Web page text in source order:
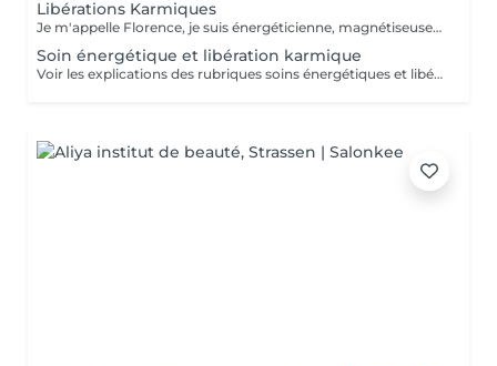
Libérations Karmiques
Je m'appelle Florence, je suis énergéticienne, magnétiseuse, passeuse d'âme, karmathérapeute et médium clairaudiente et clairvoyante. Les soins karmiques que je propose sont des soins énergétiques qui vont essentiellement travailler sur votre structure énergétique reliée à votre vie actuelle afin de libérer et nettoyer les empreintes de ces mémoires ancestrales négatives. Les soins karmiques et transgénérationnels consistent à aller libérer des mémoires, des blessures et blocages issus de nos vies antérieures dont votre structure énergétique porte encore l'empreinte. Certaines de ces mémoires douloureuses se rattachent directement à votre âme, d'autres sont associées à votre famille, dans ce cas nous parlons de mémoires transgénérationnelles. Lorsque je travaille sur des mémoires karmiques, grâce à la médiumnité, je peux retracer vos vies antérieures et voir précisément les blocages, les blessures, les émotions négatives liés à vos problèmes actuels. Vous allez vivre des moments de partage, et vous sentirez cette libération karmique par des sensations d'apaisement et de soulagement. Je conseille de faire dans un premier temps le soin énergétique et ensuite le soin libération karmique. Voter traitement en sera beaucoup plus efficace Vous allez prendre conscience pour quelles raisons vous êtes attiré par certains lieux, certaines personnalités etc. Cela donnera l'explication également sur vos comportements, vos préférences, vos craintes. NB : pour chaque minute additionnelle au temps prévu sera facturée 1€. Merci
Soin énergétique et libération karmique
Voir les explications des rubriques soins énergétiques et libérations karmiques. Pour chaque minute additionnelle au temps prévu, 1€ sera facturé. Merci de votre compréhension.